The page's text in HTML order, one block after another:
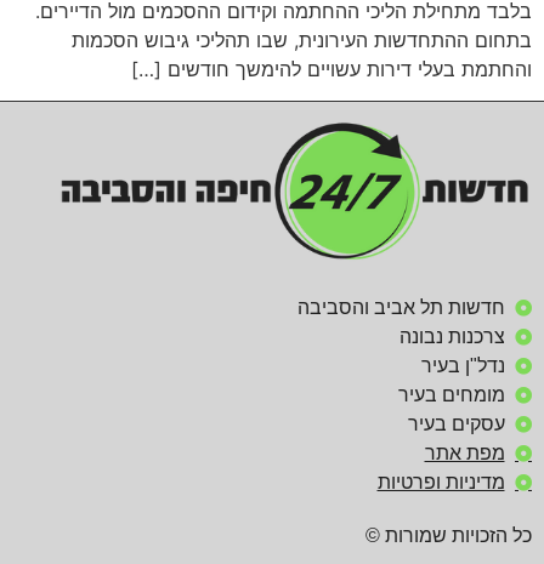
בלבד מתחילת הליכי ההחתמה וקידום ההסכמים מול הדיירים.
בתחום ההתחדשות העירונית, שבו תהליכי גיבוש הסכמות
והחתמת בעלי דירות עשויים להימשך חודשים […]
חדשות תל אביב והסביבה
צרכנות נבונה
נדל"ן בעיר
מומחים בעיר
עסקים בעיר
מפת אתר
מדיניות ופרטיות
כל הזכויות שמורות ©